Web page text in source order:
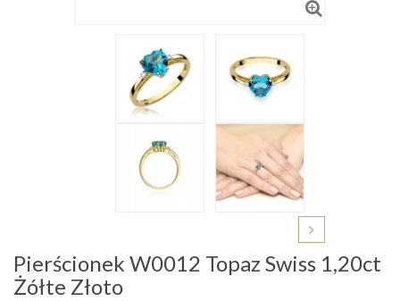
Pierścionek W0012 Topaz Swiss 1,20ct
Żółte Złoto